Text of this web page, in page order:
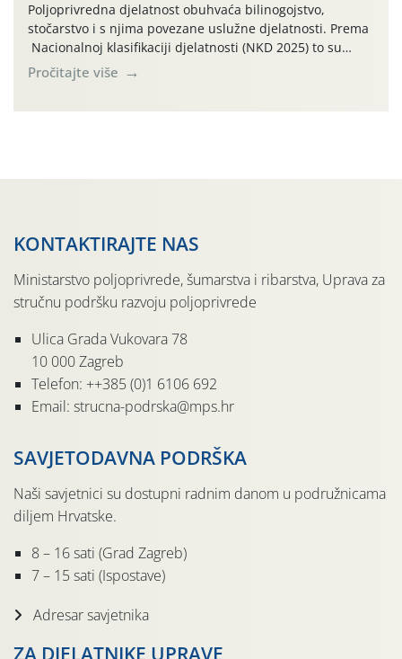
Poljoprivredna djelatnost obuhvaća bilinogojstvo,
stočarstvo i s njima povezane uslužne djelatnosti. Prema
Nacionalnoj klasifikaciji djelatnosti (NKD 2025) to su
skupne 01.1, 01.2, 01.3, 01.4, 01.5 i 01.6. Djelatnost
prerade poljoprivrednih proizvoda je svako djelovanje na
Pročitajte više
KONTAKTIRAJTE NAS
Ministarstvo poljoprivrede, šumarstva i ribarstva, Uprava za
stručnu podršku razvoju poljoprivrede
Ulica Grada Vukovara 78
10 000 Zagreb
Telefon: ++385 (0)1 6106 692
Email: strucna-podrska@mps.hr
SAVJETODAVNA PODRŠKA
Naši savjetnici su dostupni radnim danom u podružnicama
diljem Hrvatske.
8 – 16 sati (Grad Zagreb)
7 – 15 sati (Ispostave)
Adresar savjetnika
ZA DJELATNIKE UPRAVE